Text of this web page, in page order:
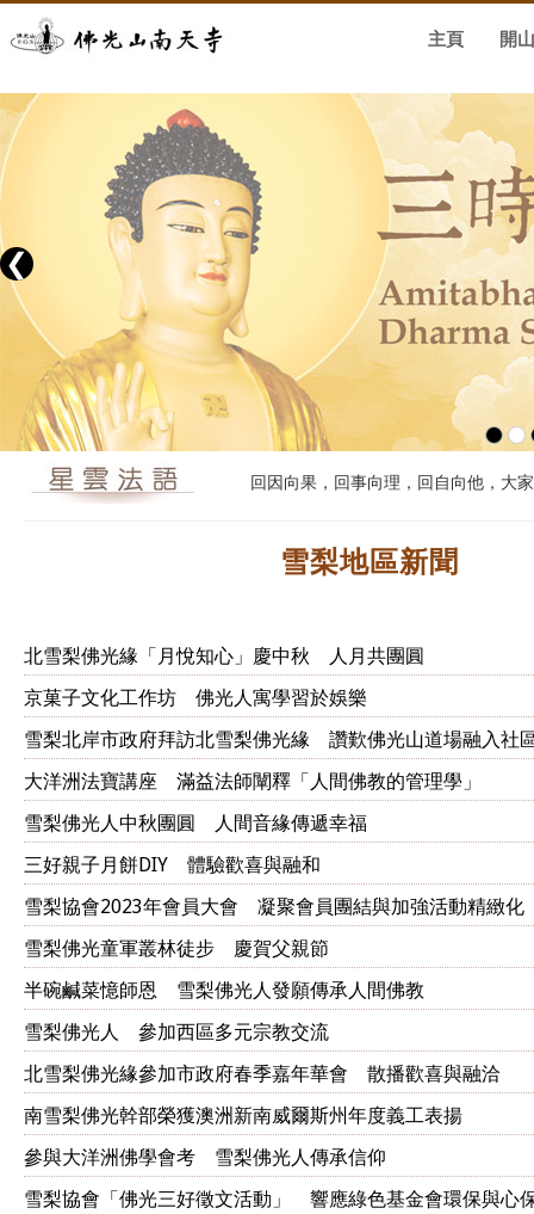
主頁 開
❮
回因向果，回事向理，回自向他，大
雪梨地區新聞
北雪梨佛光緣「月悅知心」慶中秋 人月共團圓
京菓子文化工作坊 佛光人寓學習於娛樂
雪梨北岸市政府拜訪北雪梨佛光緣 讚歎佛光山道場融入社
大洋洲法寶講座 滿益法師闡釋「人間佛教的管理學」
雪梨佛光人中秋團圓 人間音緣傳遞幸福
三好親子月餅DIY 體驗歡喜與融和
雪梨協會2023年會員大會 凝聚會員團結與加強活動精緻化
雪梨佛光童軍叢林徒步 慶賀父親節
半碗鹹菜憶師恩 雪梨佛光人發願傳承人間佛教
雪梨佛光人 參加西區多元宗教交流
北雪梨佛光緣參加市政府春季嘉年華會 散播歡喜與融洽
南雪梨佛光幹部榮獲澳洲新南威爾斯州年度義工表揚
參與大洋洲佛學會考 雪梨佛光人傳承信仰
雪梨協會「佛光三好徵文活動」 響應綠色基金會環保與心